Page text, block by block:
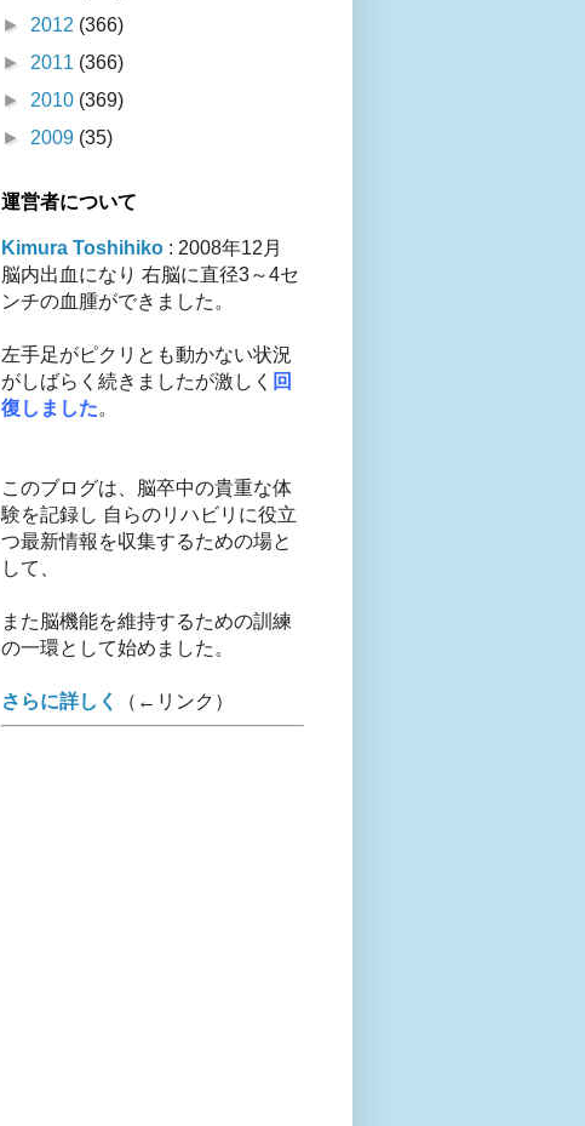
► 2012 (366)
► 2011 (366)
► 2010 (369)
► 2009 (35)
運営者について
Kimura Toshihiko : 2008年12月
脳内出血になり 右脳に直径3～4セ
ンチの血腫ができました。
左手足がピクリとも動かない状況
がしばらく続きましたが激しく 回
復しました。
このブログは、脳卒中の貴重な体
験を記録し 自らのリハビリに役立
つ最新情報を収集するための場と
して、
また脳機能を維持するための訓練
の一環として始めました。
さらに詳しく （←リンク）